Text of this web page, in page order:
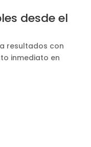
desde el
resultados con
inmediato en